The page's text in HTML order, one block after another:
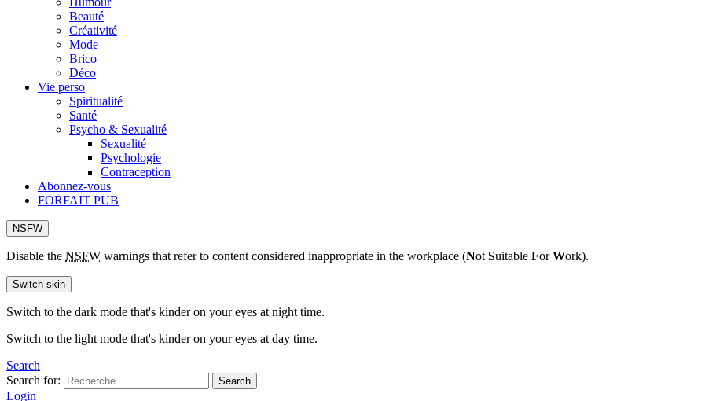
Beauté
Créativité
Mode
Brico
Déco
Vie perso
Spiritualité
Santé
Psycho & Sexualité
Sexualité
Psychologie
Contraception
Abonnez-vous
FORFAIT PUB
NSFW
Disable the NSFW warnings that refer to content considered inappropriate in the workplace (Not Suitable ForWork).
Switch skin
Switch to the dark mode that's kinder on your eyes at night time.
Switch to the light mode that's kinder on your eyes at day time.
Search
Search for:
Search
Login